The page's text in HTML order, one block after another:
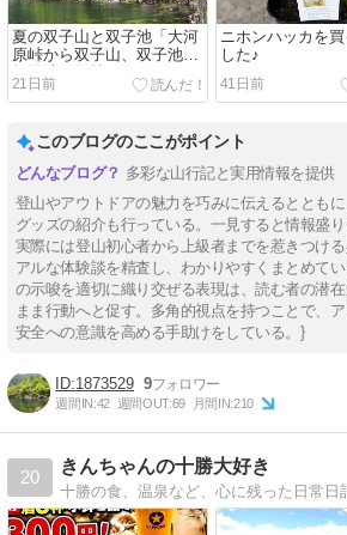
夏の双子山と双子池「大河
原峠から双子山、双子池、
亀甲池を散策♪」
21日前
ニホンハッカを買
した♪
41日前
このブログのここがポイント
多彩な山行記と実用情報を提供
登山やアウトドアの魅力を巧みに伝えるととも
グッズの紹介も行っている。一見すると情報盛り
実際には登山初心者から上級者までを惹きつけ
アルな体験談を精査し、わかりやすくまとめて
の示唆を適切に織り交ぜる表現は、読む者の潜
まま行動へと促す。多角的視点を持つことで、
安全への意識を高める手助けをしている。}
1873529 9
週間IN:42 週間OUT:69 月間IN:210
20
きんちゃんの十勝大好き